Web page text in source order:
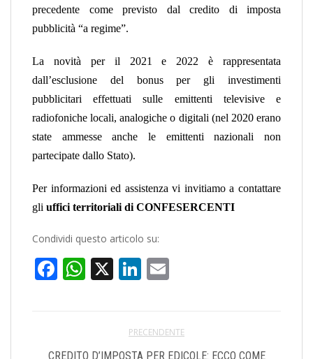
precedente come previsto dal credito di imposta
pubblicità “a regime”.
La novità per il 2021 e 2022 è rappresentata
dall’esclusione del bonus per gli investimenti
pubblicitari effettuati sulle emittenti televisive e
radiofoniche locali, analogiche o digitali (nel 2020 erano
state ammesse anche le emittenti nazionali non
partecipate dallo Stato).
Per informazioni ed assistenza vi invitiamo a contattare
gli uffici territoriali di CONFESERCENTI
Condividi questo articolo su:
Facebook
WhatsApp
X LinkedIn
PRECENDENTE
CREDITO D’IMPOSTA PER EDICOLE: ECCO COME